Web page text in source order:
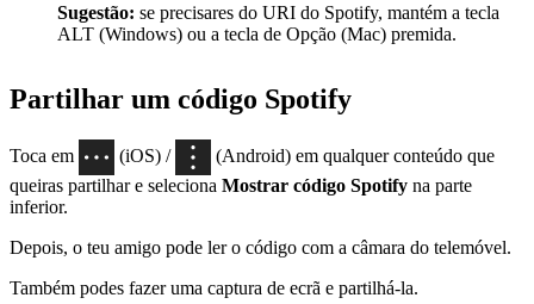
Sugestão: se precisares do URI do Spotify, mantém a tecla
ALT (Windows) ou a tecla de Opção (Mac) premida.
Partilhar um código Spotify
Toca em (iOS) /
(Android) em qualquer conteúdo que
queiras partilhar e seleciona Mostrar código Spotify na parte
inferior.
Depois, o teu amigo pode ler o código com a câmara do telemóvel.
Também podes fazer uma captura de ecrã e partilhá-la.